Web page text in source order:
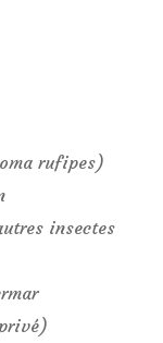
rufipes)
insectes